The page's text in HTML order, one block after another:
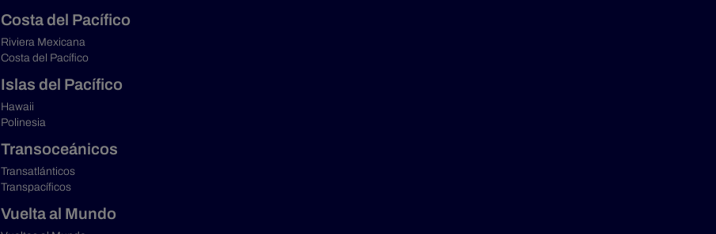
Costa del Pacífico
Riviera Mexicana
Costa del Pacífico
Islas del Pacífico
Hawaii
Polinesia
Transoceánicos
Transatlánticos
Transpacíficos
Vuelta al Mundo